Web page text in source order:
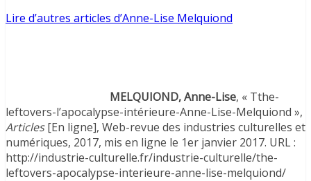
Lire d’autres articles d’Anne-Lise Melquiond
MELQUIOND, Anne-Lise, « Tthe-
leftovers-l’apocalypse-intérieure-Anne-Lise-Melquiond »,
Articles[En ligne], Web-revue des industries culturelles et
numériques, 2017, mis en ligne le 1er janvier 2017. URL :
http://industrie-culturelle.fr/industrie-culturelle/the-
leftovers-apocalypse-interieure-anne-lise-melquiond/